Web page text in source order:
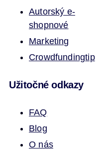
Autorský e-
shopnové
Marketing
Crowdfundingtip
Užitočné odkazy
FAQ
Blog
O nás